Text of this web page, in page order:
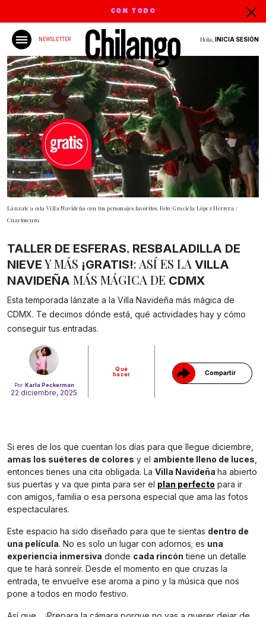
CON TODO
NEWSLETTER Hola, INICIA SESIÓN
Lánzate a esta Villa Navideña con tus personajes favoritos. Foto: Graciela López Herrera /
Cuartoscuro.
Por Karla Peckerman
22 diciembre, 2025
Qué
hacer
Compartir
Gracias!
TALLER DE ESFERAS, RESBALADILLA DE
NIEVE Y MÁS ¡GRATIS!: ASÍ ES LA VILLA
NAVIDEÑA MÁS MÁGICA DE CDMX
Esta temporada lánzate a la Villa Navideña más mágica de
CDMX. Te decimos dónde está, qué actividades hay y cómo
conseguir tus entradas.
Si eres de los que cuentan los días para que llegue diciembre,
amas los suéteres de colores y el ambiente lleno de luces,
entonces tienes una cita obligada. La Villa Navideña ha abierto
sus puertas y va que pinta para ser el plan perfecto para ir
con amigos, familia o esa persona especial que ama las fotos
espectaculares.
Este espacio ha sido diseñado para que te sientas dentro de
una película. No es solo un lugar con adornos; es una
experiencia inmersiva donde cada rincón tiene un detalle
que te hará sonreír. Desde el momento en que cruzas la
entrada, te envuelve ese aroma a pino y la música que nos
pone a todos en modo festivo.